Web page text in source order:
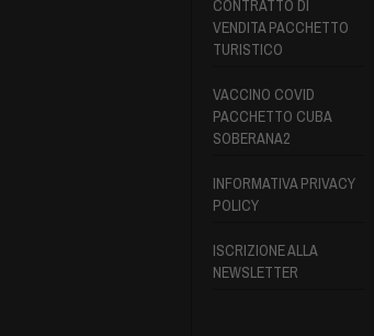
CONTRATTO DI
VENDITA PACCHETTO
TURISTICO
VACCINO COVID
PACCHETTO CUBA
SOBERANA2
INFORMATIVA PRIVACY
POLICY
ISCRIZIONE ALLA
NEWSLETTER